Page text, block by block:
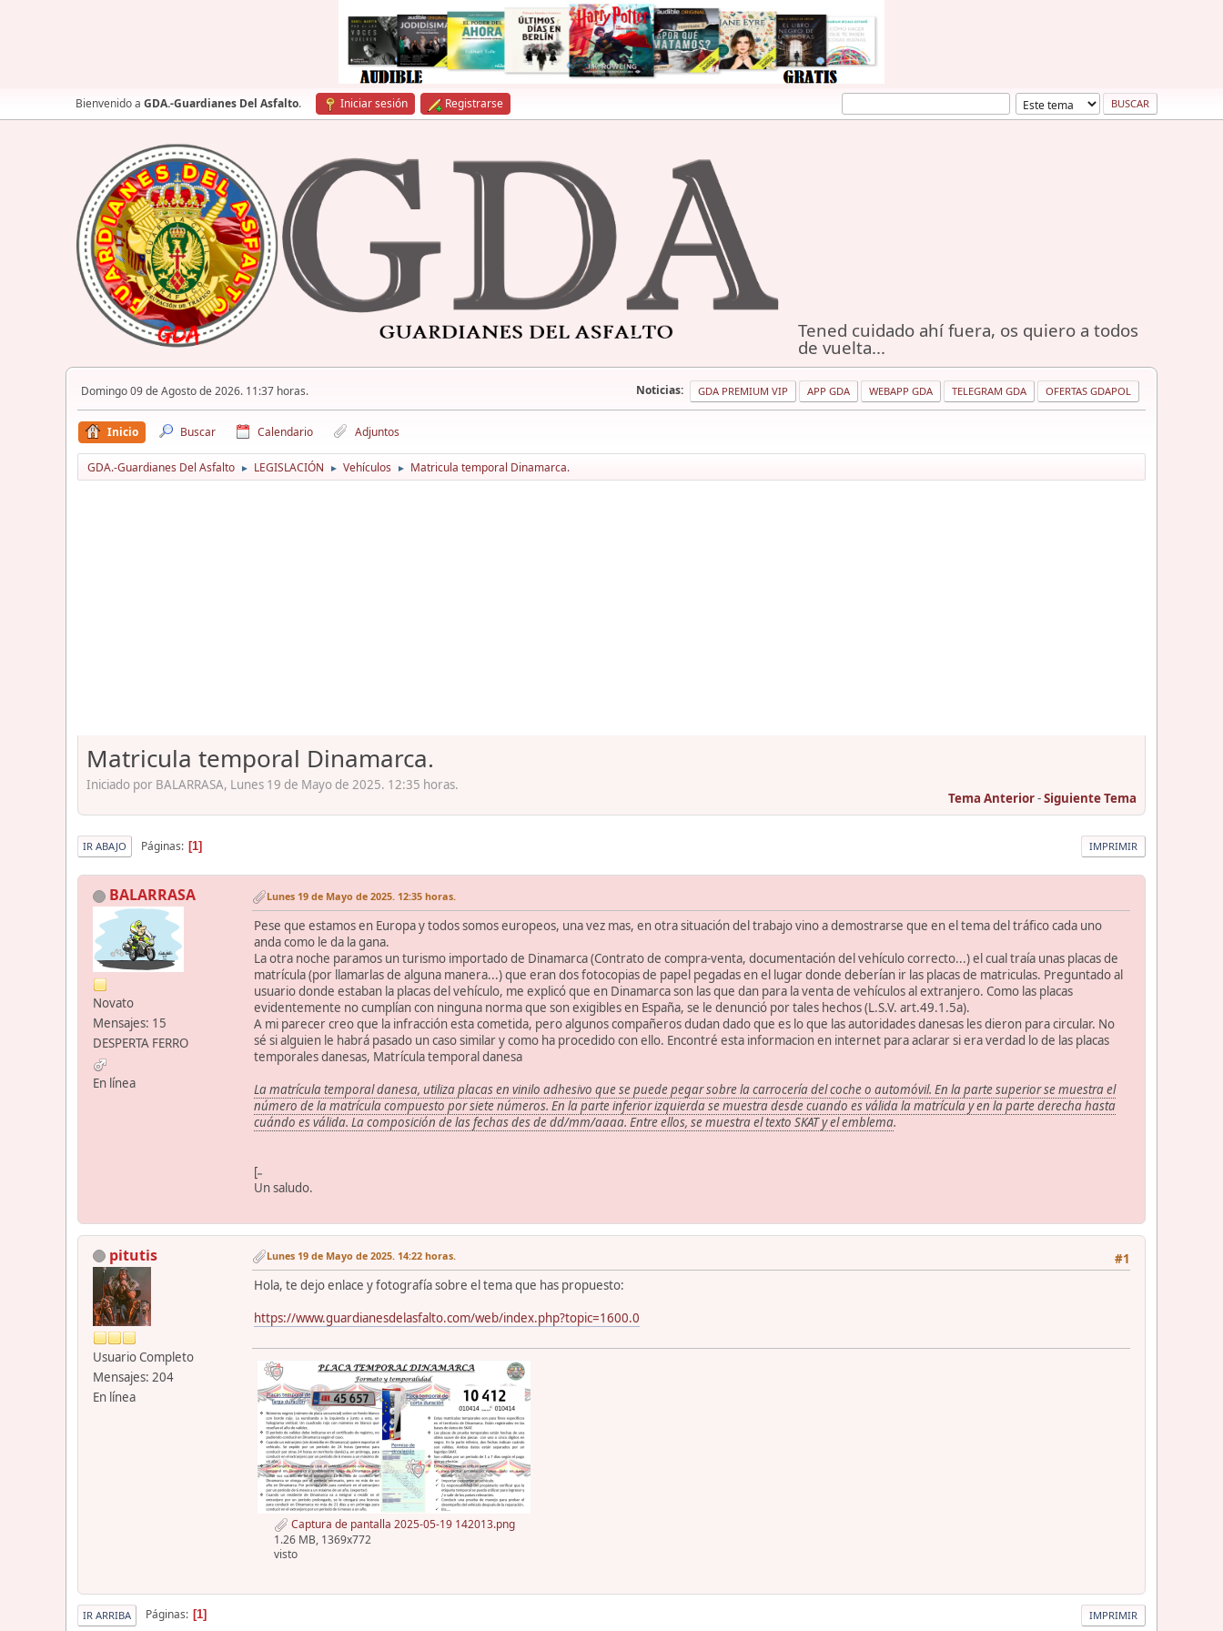
Bienvenido a GDA.-Guardianes Del Asfalto. Iniciar sesión Registrarse
Tened cuidado ahí fuera, os quiero a todos
de vuelta...
Domingo 09 de Agosto de 2026. 11:37 horas. Noticias: GDA PREMIUM VIP APP GDA WEBAPP GDA TELEGRAM GDA OFERTAS GDAPOL
Inicio Buscar Calendario Adjuntos
GDA.-Guardianes Del Asfalto ► LEGISLACIÓN ► Vehículos ► Matricula temporal Dinamarca.
Matricula temporal Dinamarca.
Iniciado por BALARRASA, Lunes 19 de Mayo de 2025. 12:35 horas.
Tema Anterior-Siguiente Tema
IMPRIMIR
IR ABAJO Páginas 1
BALARRASA
Novato
Mensajes: 15
DESPERTA FERRO
En línea
Lunes 19 de Mayo de 2025. 12:35 horas.
Pese que estamos en Europa y todos somos europeos, una vez mas, en otra situación del trabajo vino a demostrarse que en el tema del tráfico cada uno
anda como le da la gana.
La otra noche paramos un turismo importado de Dinamarca (Contrato de compra-venta, documentación del vehículo correcto...) el cual traía unas placas de
matrícula (por llamarlas de alguna manera...) que eran dos fotocopias de papel pegadas en el lugar donde deberían ir las placas de matriculas. Preguntado al
usuario donde estaban la placas del vehículo, me explicó que en Dinamarca son las que dan para la venta de vehículos al extranjero. Como las placas
evidentemente no cumplían con ninguna norma que son exigibles en España, se le denunció por tales hechos (L.S.V. art.49.1.5a).
A mi parecer creo que la infracción esta cometida, pero algunos compañeros dudan dado que es lo que las autoridades danesas les dieron para circular. No
sé si alguien le habrá pasado un caso similar y como ha procedido con ello. Encontré esta informacion en internet para aclarar si era verdad lo de las placas
temporales danesas, Matrícula temporal danesa
La matrícula temporal danesa, utiliza placas en vinilo adhesivo que se puede pegar sobre la carrocería del coche o automóvil. En la parte superior se muestra el
número de la matrícula compuesto por siete números. En la parte inferior izquierda se muestra desde cuando es válida la matrícula y en la parte derecha hasta
cuándo es válida. La composición de las fechas des de dd/mm/aaaa. Entre ellos, se muestra el texto SKAT y el emblema.
[
Un saludo.
pitutis
Usuario Completo
Mensajes: 204
En línea
#1
Lunes 19 de Mayo de 2025. 14:22 horas.
Hola, te dejo enlace y fotografía sobre el tema que has propuesto:
https://www.guardianesdelasfalto.com/web/index.php?topic=1600.0
Captura de pantalla 2025-05-19 142013.png
1.26 MB, 1369x772
visto
IMPRIMIR
IR ARRIBA Páginas 1